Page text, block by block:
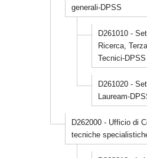
generali-DPSS
D261010 -
Ricerca,
Tecnici-DPSS
D261020 -
Lauream-
D262000 - Ufficio di
tecniche